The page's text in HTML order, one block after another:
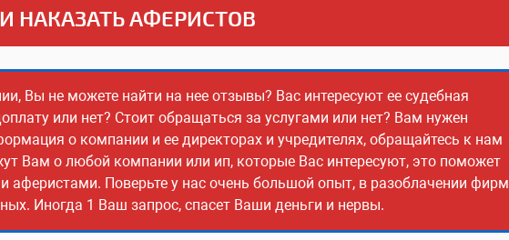
НАКАЗАТЬ АФЕРИСТОВ
Вы не можете найти на нее отзывы? Вас интересуют ее судебная
или нет? Стоит обращаться за услугами или нет? Вам нужен
о компании и ее директорах и учредителях, обращайтесь к нам
Вам о любой компании или ип, которые Вас интересуют, это поможет
аферистами. Поверьте у нас очень большой опыт, в разоблачении фирм
Иногда 1 Ваш запрос, спасет Ваши деньги и нервы.